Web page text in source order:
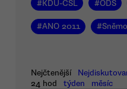
#KDU-ČSL #ODS
#ANO 2011 #
Nejčtenější
24 hod
týden měsíc